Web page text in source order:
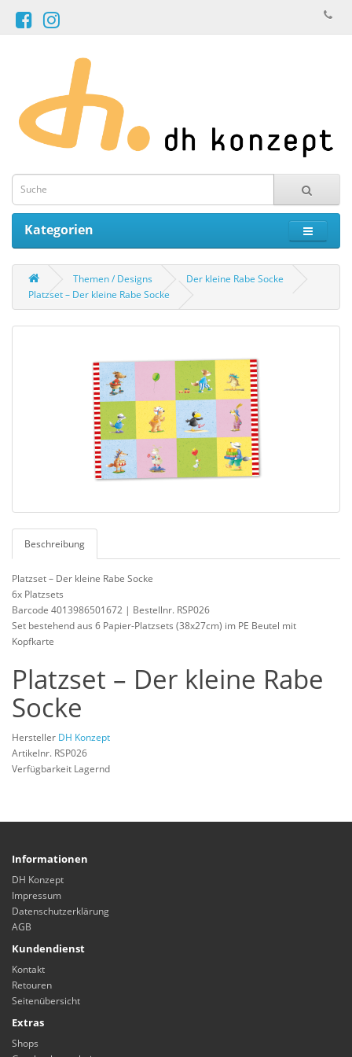
Kategorien
Themen / Designs
Der kleine Rabe Socke
Platzset – Der kleine Rabe Socke
Beschreibung
Platzset – Der kleine Rabe Socke
6x Platzsets
Barcode 4013986501672 | Bestellnr. RSP026
Set bestehend aus 6 Papier-Platzsets (38x27cm) im PE Beutel mit
Kopfkarte
Platzset – Der kleine Rabe
Socke
Hersteller DH Konzept
Artikelnr. RSP026
Verfügbarkeit Lagernd
Informationen
DH Konzept
Impressum
Datenschutzerklärung
AGB
Kundendienst
Kontakt
Retouren
Seitenübersicht
Extras
Shops